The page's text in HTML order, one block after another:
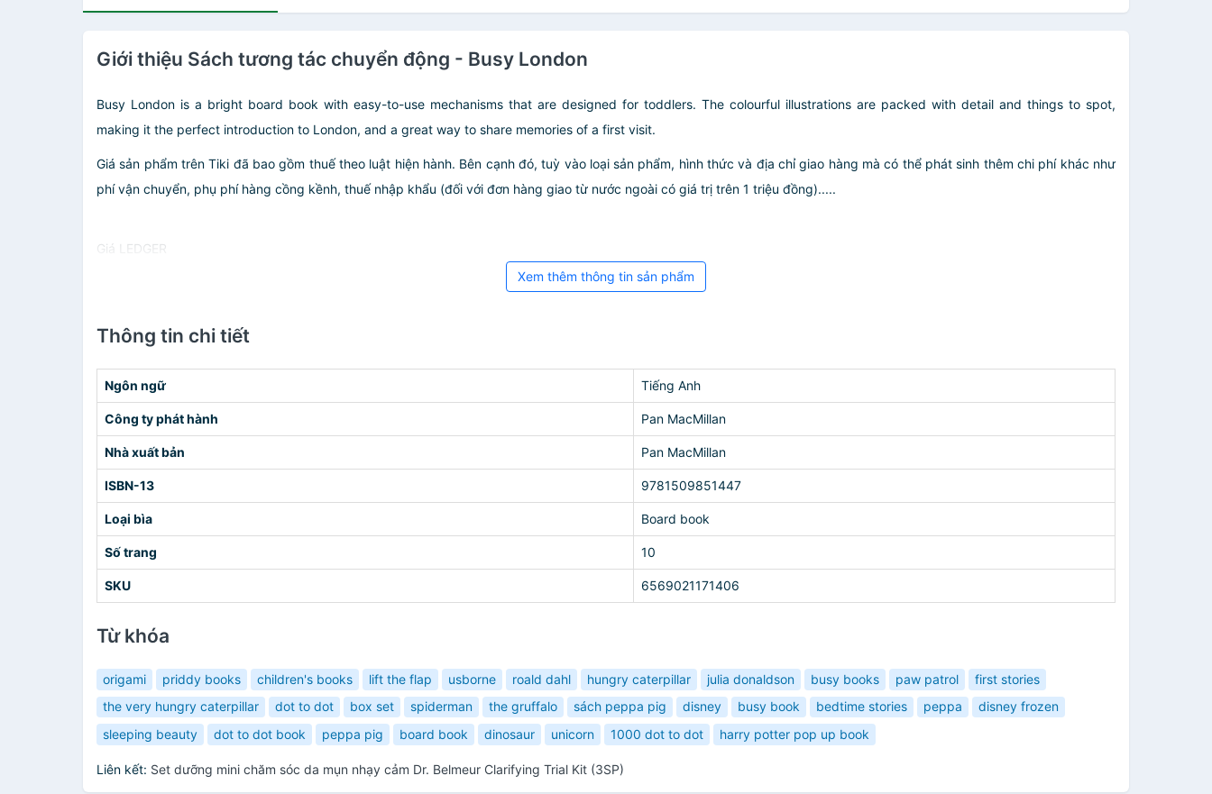
Giới thiệu Sách tương tác chuyển động - Busy London
Busy London is a bright board book with easy-to-use mechanisms that are designed for toddlers. The colourful illustrations are packed with detail and things to spot,
making it the perfect introduction to London, and a great way to share memories of a first visit.
Giá sản phẩm trên Tiki đã bao gồm thuế theo luật hiện hành. Bên cạnh đó, tuỳ vào loại sản phẩm, hình thức và địa chỉ giao hàng mà có thể phát sinh thêm chi phí khác như
phí vận chuyển, phụ phí hàng cồng kềnh, thuế nhập khẩu (đối với đơn hàng giao từ nước ngoài có giá trị trên 1 triệu đồng).....
Giá LEDGER
Xem thêm thông tin sản phẩm
Thông tin chi tiết
Ngôn ngữ Tiếng Anh
Công ty phát hành Pan MacMillan
Nhà xuất bản Pan MacMillan
ISBN-13 9781509851447
Loại bìa Board book
Số trang 10
SKU 6569021171406
Từ khóa
origami priddy books children's books lift the flap usborne roald dahl hungry caterpillar julia donaldson busy books paw patrol
first stories
the very hungry caterpillar
dot to dot box set spiderman the gruffalo sách peppa pig disney busy book bedtime stories peppa
disney frozen
sleeping beauty
dot to dot book peppa pig board book dinosaur unicorn 1000 dot to dot harry potter pop up book
Liên kết: Set dưỡng mini chăm sóc da mụn nhạy cảm Dr. Belmeur Clarifying Trial Kit (3SP)